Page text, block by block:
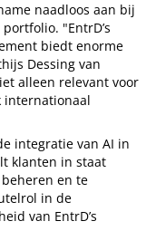
naadloos aan bij
"EntrD’s
biedt enorme
Dessing van
alleen relevant voor
internationaal
integratie van AI in
klanten in staat
en te
in de
van EntrD’s